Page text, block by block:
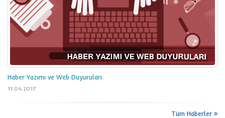
Haber Yazımı ve Web Duyuruları
11.04.2017
Tüm Haberler